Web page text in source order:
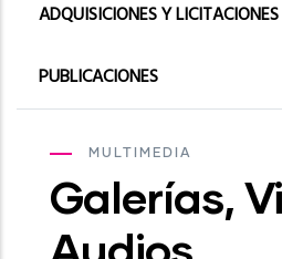
ADQUISICIONES Y LICITACIONES
PUBLICACIONES
MULTIMEDIA
Galerías,
Audios